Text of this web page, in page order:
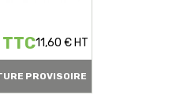
11,60 € HT
PROVISOIRE